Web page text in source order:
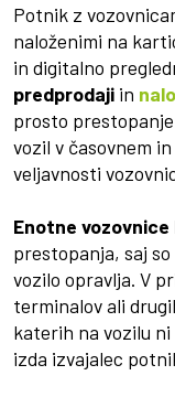
Potnik z
naloženimi na
in digitalno
predprodaji in
prosto
vozil v časovnem
veljavnosti
Enotne
prestopanja, saj
vozilo opravlja. V
terminalov ali
katerih na vozilu ni
izda izvajalec